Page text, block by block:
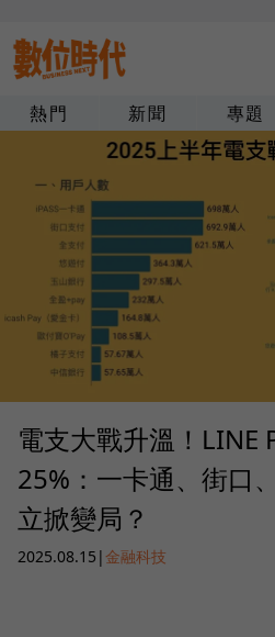
熱門 新聞 專題
電支大戰升溫！LINE
25%：一卡通、街口
立掀變局？
2025.08.15 |金融科技